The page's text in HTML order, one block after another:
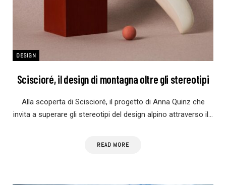
DESIGN
Sciscioré, il design di montagna oltre gli stereotipi
Alla scoperta di Sciscioré, il progetto di Anna Quinz che
invita a superare gli stereotipi del design alpino attraverso il…
READ MORE